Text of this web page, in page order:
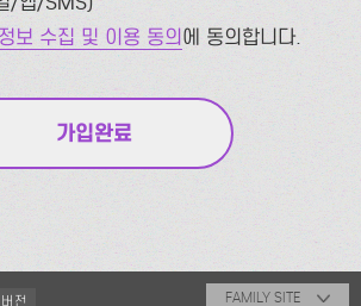
보 수집 및 이용 동의에 동의합니다.
전 FAMILY SITE